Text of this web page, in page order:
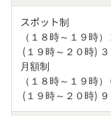
スポット制
（１８時～１９時
月額制
（１８時～１９時
(１９時～２０時)